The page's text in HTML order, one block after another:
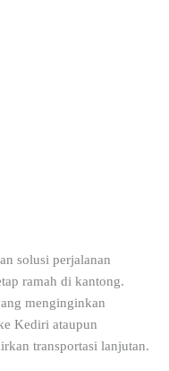
solusi perjalanan
ramah di kantong.
menginginkan
Kediri ataupun
transportasi lanjutan.